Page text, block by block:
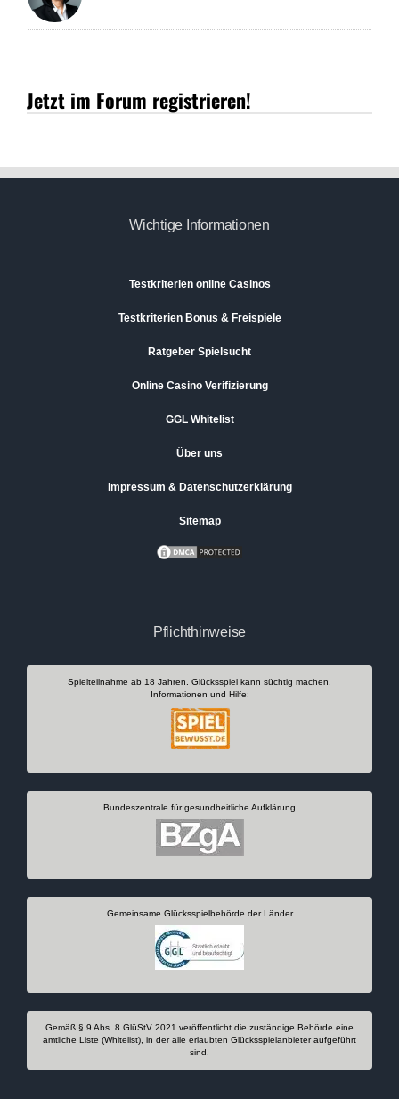
Jetzt im Forum registrieren!
Wichtige Informationen
Testkriterien online Casinos
Testkriterien Bonus & Freispiele
Ratgeber Spielsucht
Online Casino Verifizierung
GGL Whitelist
Über uns
Impressum & Datenschutzerklärung
Sitemap
Pflichthinweise
Spielteilnahme ab 18 Jahren. Glücksspiel kann süchtig machen.
Informationen und Hilfe:
Bundeszentrale für gesundheitliche Aufklärung
Gemeinsame Glücksspielbehörde der Länder
Gemäß § 9 Abs. 8 GlüStV 2021 veröffentlicht die zuständige Behörde eine
amtliche Liste (Whitelist), in der alle erlaubten Glücksspielanbieter aufgeführt
sind.